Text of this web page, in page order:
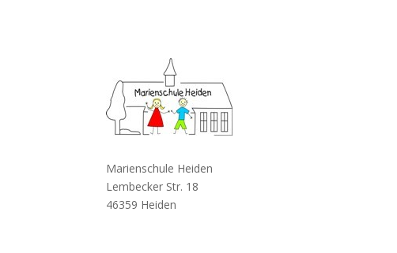
Marienschule Heiden
Lembecker Str. 18
46359 Heiden